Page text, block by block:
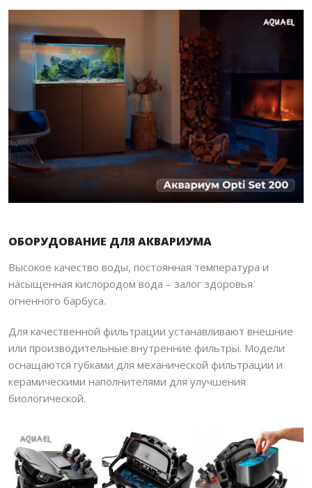
ОБОРУДОВАНИЕ ДЛЯ АКВАРИУМА
Высокое качество воды, постоянная температура и
насыщенная кислородом вода – залог здоровья
огненного барбуса.
Для качественной фильтрации устанавливают внешние
или производительные внутренние фильтры. Модели
оснащаются губками для механической фильтрации и
керамическими наполнителями для улучшения
биологической.